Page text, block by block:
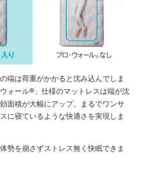
端は荷重がかかると沈み込んでしま
ォール® 」仕様のマットレスは端が沈
面積が大幅にアップ。まるでワンサ
に寝ているような快適さを実現しま
勢を崩さずストレス無く快眠できま